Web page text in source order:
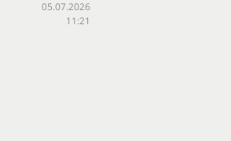
05.07.2026
11:21